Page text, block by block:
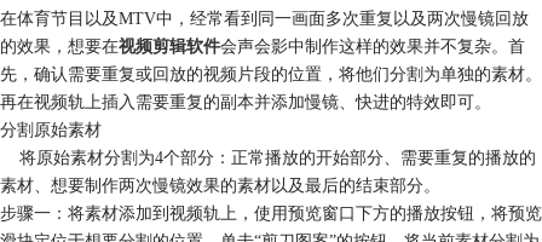
在体育节目以及MTV中，经常看到同一画面多次重复以及两次慢镜回放
的效果，想要在视频剪辑软件会声会影中制作这样的效果并不复杂。首
先，确认需要重复或回放的视频片段的位置，将他们分割为单独的素材。
再在视频轨上插入需要重复的副本并添加慢镜、快进的特效即可。
分割原始素材
将原始素材分割为4个部分：正常播放的开始部分、需要重复的播放的
素材、想要制作两次慢镜效果的素材以及最后的结束部分。
步骤一：将素材添加到视频轨上，使用预览窗口下方的播放按钮，将预览